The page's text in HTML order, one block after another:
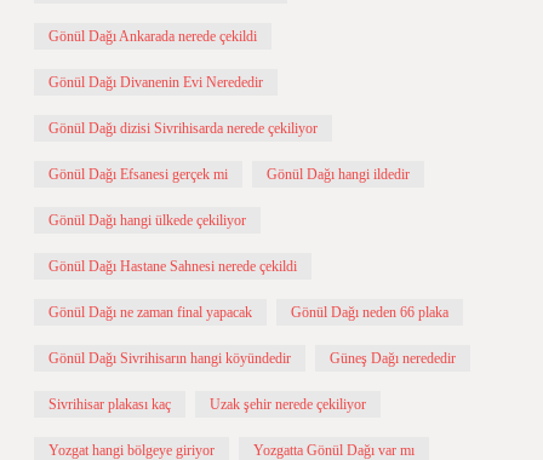
Gönül Dağı Ankarada nerede çekildi
Gönül Dağı Divanenin Evi Nerededir
Gönül Dağı dizisi Sivrihisarda nerede çekiliyor
Gönül Dağı Efsanesi gerçek mi Gönül Dağı hangi ildedir
Gönül Dağı hangi ülkede çekiliyor
Gönül Dağı Hastane Sahnesi nerede çekildi
Gönül Dağı ne zaman final yapacak Gönül Dağı neden 66 plaka
Gönül Dağı Sivrihisarın hangi köyündedir Güneş Dağı nerededir
Sivrihisar plakası kaç Uzak şehir nerede çekiliyor
Yozgat hangi bölgeye giriyor Yozgatta Gönül Dağı var mı